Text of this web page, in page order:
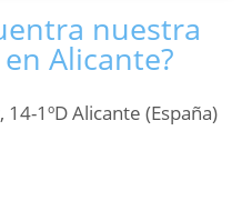
nuestra
Alicante?
1ºD Alicante (España)